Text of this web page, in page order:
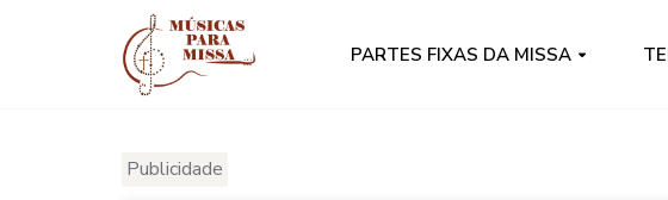
PARTES FIXAS DA MISSA
Publicidade